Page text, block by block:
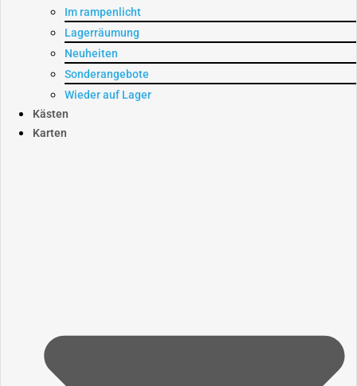
Im rampenlicht
Lagerräumung
Neuheiten
Sonderangebote
Wieder auf Lager
Kästen
Karten